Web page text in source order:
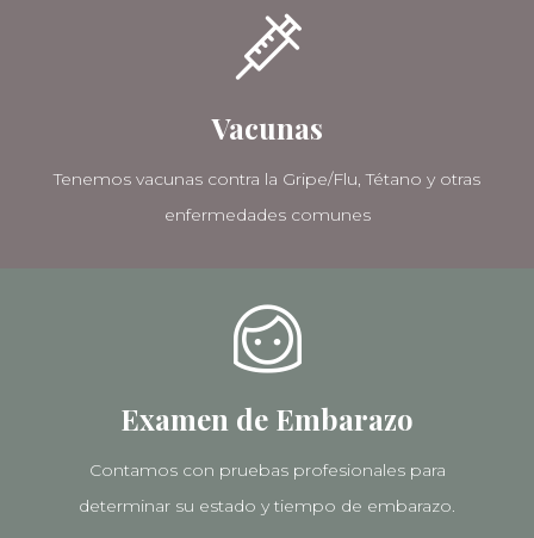
Vacunas
Tenemos vacunas contra la Gripe/Flu, Tétano y otras
enfermedades comunes
Examen de Embarazo
Contamos con pruebas profesionales para
determinar su estado y tiempo de embarazo.